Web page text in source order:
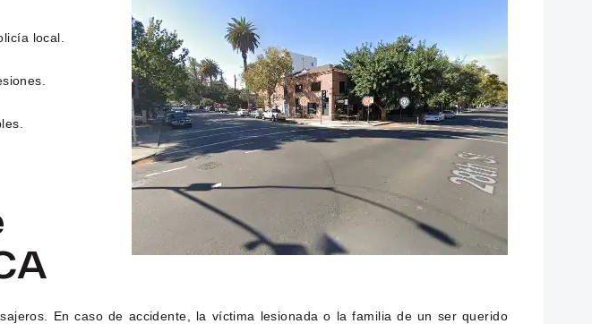
local.
En caso de accidente, la víctima lesionada o la familia de un ser querido